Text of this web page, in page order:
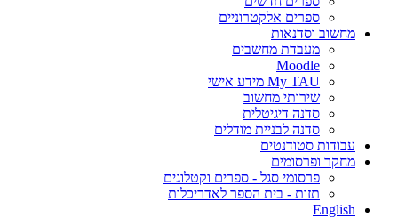
ספרים אלקטרוניים
מחשוב וסדנאות
מעבדת מחשבים
Moodle
My TAU מידע אישי
שירותי מחשוב
סדנה דיגיטלית
סדנה לבניית מודלים
עבודות סטודנטים
מחקר ופרסומים
פרסומי סגל - ספרים וקטלוגים
תזות - בית הספר לאדריכלות
English